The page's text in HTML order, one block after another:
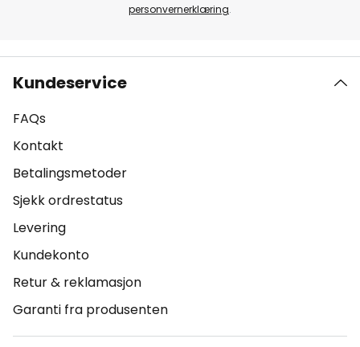
personvernerklæring.
Kundeservice
FAQs
Kontakt
Betalingsmetoder
Sjekk ordrestatus
Levering
Kundekonto
Retur & reklamasjon
Garanti fra produsenten